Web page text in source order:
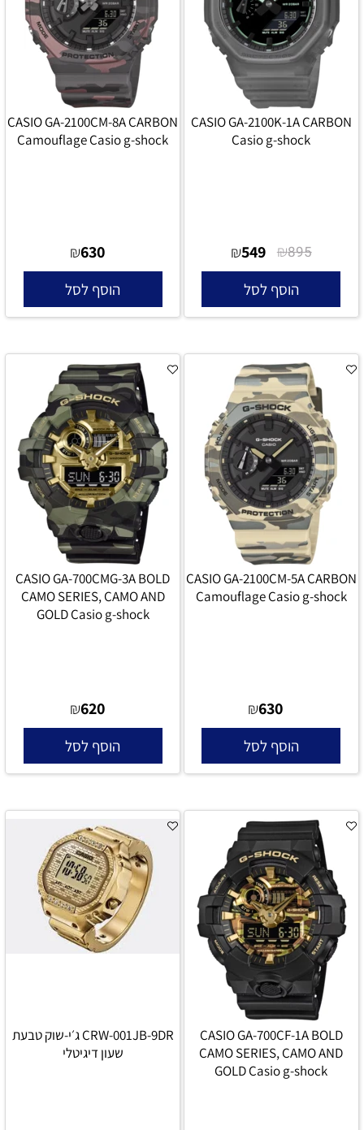
CASIO GA-2100K-1A CARBON
Casio g-shock
₪895
₪549
הוסף לסל
CASIO GA-2100CM-8A CARBON
Camouflage Casio g-shock
₪630
הוסף לסל
CASIO GA-2100CM-5A CARBON
Camouflage Casio g-shock
₪630
הוסף לסל
CASIO GA-700CMG-3A BOLD
CAMO SERIES, CAMO AND
GOLD Casio g-shock
₪620
הוסף לסל
CASIO GA-700CF-1A BOLD
CAMO SERIES, CAMO AND
GOLD Casio g-shock
CRW-001JB-9DR ג׳י-שוק טבעת
שעון דיגיטלי